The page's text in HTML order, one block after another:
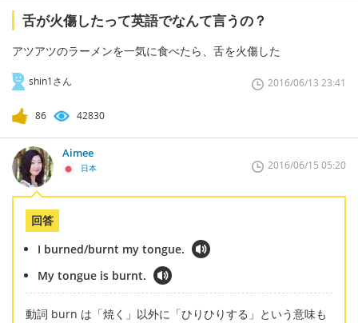
舌が火傷したって英語でなんて言うの？
アツアツのラーメンを一気に食べたら、舌を火傷した
shin1さん 2016/06/13 23:41
86 42830
Aimee
日本 2016/06/15 05:20
回答
I burned/burnt my tongue.
My tongue is burnt.
動詞 burn は「焼く」以外に「ひりひりする」という意味も